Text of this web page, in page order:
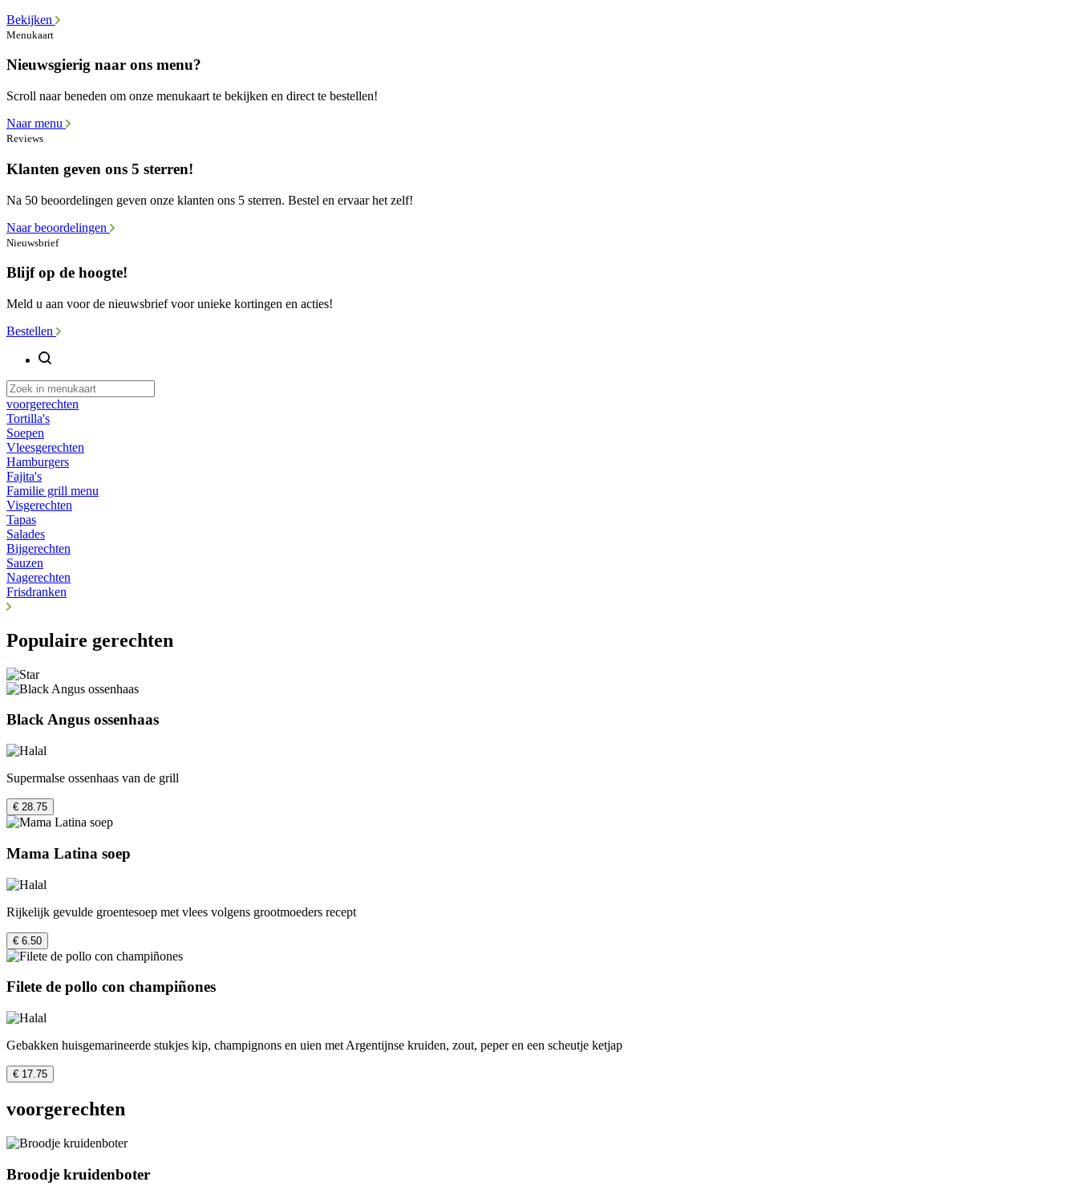
Bekijken
Menukaart
Nieuwsgierig naar ons menu?
Scroll naar beneden om onze menukaart te bekijken en direct te bestellen!
Naar menu
Reviews
Klanten geven ons 5 sterren!
Na 50 beoordelingen geven onze klanten ons 5 sterren. Bestel en ervaar het zelf!
Naar beoordelingen
Nieuwsbrief
Blijf op de hoogte!
Meld u aan voor de nieuwsbrief voor unieke kortingen en acties!
Bestellen
voorgerechten
Tortilla's
Soepen
Vleesgerechten
Hamburgers
Fajita's
Familie grill menu
Visgerechten
Tapas
Salades
Bijgerechten
Sauzen
Nagerechten
Frisdranken
Populaire gerechten
Black Angus ossenhaas
Supermalse ossenhaas van de grill
€ 28.75
Mama Latina soep
Rijkelijk gevulde groentesoep met vlees volgens grootmoeders recept
€ 6.50
Filete de pollo con champiñones
Gebakken huisgemarineerde stukjes kip, champignons en uien met Argentijnse kruiden, zout, peper en een scheutje ketjap
€ 17.75
voorgerechten
Broodje kruidenboter